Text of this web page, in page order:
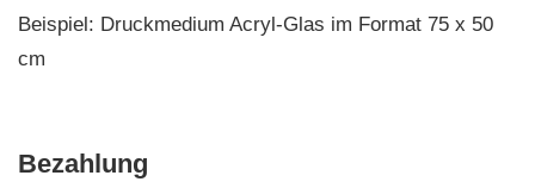
Beispiel: Druckmedium Acryl-Glas im Format 75 x 50
cm
Bezahlung